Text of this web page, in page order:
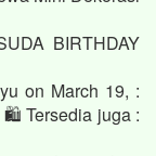
BIRTHDAY
on March 19, :
Tersedia juga :